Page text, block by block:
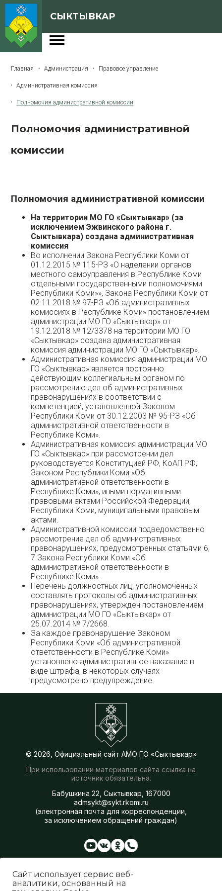
СЫКТЫВКАР
Бюджет города
Архивная версия сайта
Версия для слабовидящих
Главная Администрация Правовое управление
Административная комиссия
Полномочия административной комиссии
Полномочия административной
комиссии
Полномочия административной комиссии
На территории МО ГО «Сыктывкар» (за
исключением Эжвинского района г.
Сыктывкара) создана административная
комиссия
Во исполнении Закона Республики Коми от
01.12.2015 № 115-РЗ «О наделении органов
местного самоуправления в Республике Коми
отдельными государственными полномочиями
Республики Коми»», Закона Республики Коми от
02.11.2018 № 97-РЗ «Об административных
комиссиях в Республике Коми» постановлением
администрации МО ГО «Сыктывкар» от
19.12.2018 № 12/3378 на территории МО ГО
«Сыктывкар» создана административная
комиссия администрации МО ГО «Сыктывкар».
Административная комиссия администрации МО
ГО «Сыктывкар» является постоянно
действующим коллегиальным органом по
рассмотрению дел об административных
правонарушениях в соответствии с
компетенцией, установленной Законом
Республики Коми от 30.12.2003 № 95-РЗ «Об
административной ответственности в
Республике Коми».
Административная комиссия администрации МО
ГО «Сыктывкар» при рассмотрении дел
руководствуется Конституцией РФ, КоАП РФ,
Законом Республики Коми «Об
административной ответственности в
Республике Коми», иными нормативными
правовыми актами Российской Федерации,
Республики Коми, муниципальными правовым
актами.
Административной комиссии подведомственно
рассмотрение дел об административных
правонарушениях, предусмотренных статьями 6,
7 Закона Республики Коми «Об
административной ответственности в
Республике Коми».
Перечень должностных лиц, уполномоченных
составлять протоколы об административных
правонарушениях, утвержден постановлением
администрации МО ГО «Сыктывкар» от
25.07.2014 № 7/2668.
За каждое правонарушение Законом
Республики Коми «Об административной
ответственности в Республике Коми»
установлено административное наказание в
виде штрафа, в некоторых случаях
предусмотрено предупреждение.
© 2026, Официальный сайт АМО ГО «Сыктывкар»
При использовании материалов сайта ссылка на
источник обязательна.
Бабушкина 22, Сыктывкар, 167000
admsykt@sykt.rkomi.ru
(электронная почта для корреспонденции,
за исключением обращений граждан)
Сферы деятельности
Генеральный план
О Сыктывкаре
Сайт использует сервис веб-
аналитики, основанный на